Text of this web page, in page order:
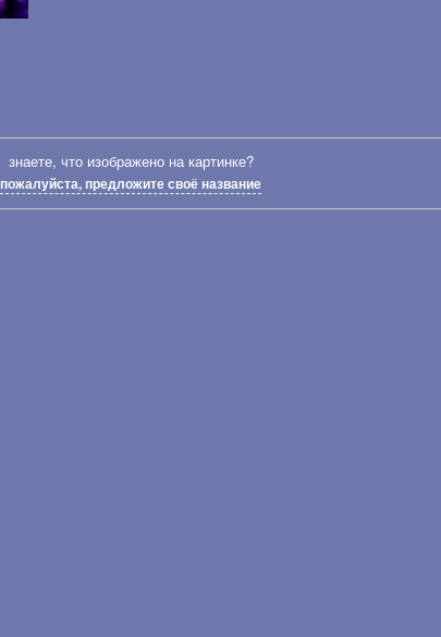
знаете, что изображено на картинке?
пожалуйста, предложите своё название